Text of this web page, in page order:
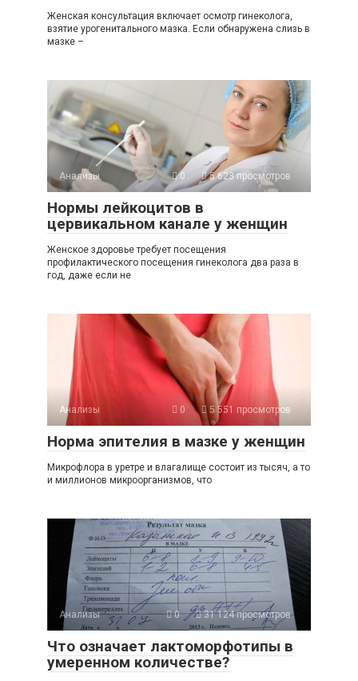
Женская консультация включает осмотр гинеколога,
взятие урогенитального мазка. Если обнаружена слизь в
мазке –
Анализы 0 5 623 просмотров
Нормы лейкоцитов в
цервикальном канале у женщин
Женское здоровье требует посещения
профилактического посещения гинеколога два раза в
год, даже если не
Анализы 0 5 551 просмотров
Норма эпителия в мазке у женщин
Микрофлора в уретре и влагалище состоит из тысяч, а то
и миллионов микроорганизмов, что
Анализы 0 31 124 просмотров
Что означает лактоморфотипы в
умеренном количестве?